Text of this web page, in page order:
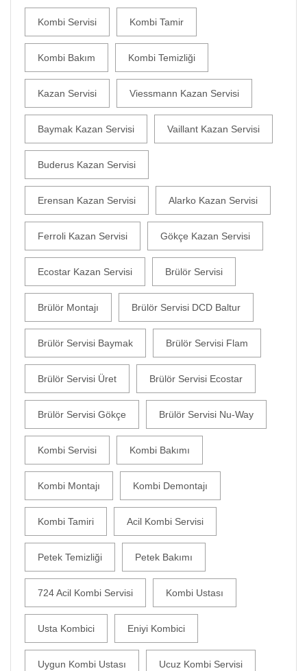
Kombi Servisi Kombi Tamir
Kombi Bakım Kombi Temizliği
Kazan Servisi Viessmann Kazan Servisi
Baymak Kazan Servisi Vaillant Kazan Servisi
Buderus Kazan Servisi
Erensan Kazan Servisi Alarko Kazan Servisi
Ferroli Kazan Servisi Gökçe Kazan Servisi
Ecostar Kazan Servisi Brülör Servisi
Brülör Montajı Brülör Servisi DCD Baltur
Brülör Servisi Baymak Brülör Servisi Flam
Brülör Servisi Üret Brülör Servisi Ecostar
Brülör Servisi Gökçe Brülör Servisi Nu-Way
Kombi Servisi Kombi Bakımı
Kombi Montajı Kombi Demontajı
Kombi Tamiri Acil Kombi Servisi
Petek Temizliği Petek Bakımı
724 Acil Kombi Servisi Kombi Ustası
Usta Kombici Eniyi Kombici
Uygun Kombi Ustası Ucuz Kombi Servisi